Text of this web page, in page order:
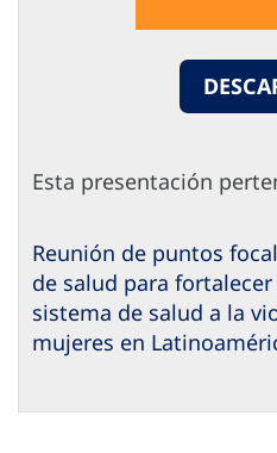
Esta presentación
Reunión de puntos
de salud para
sistema de salud a la
mujeres en